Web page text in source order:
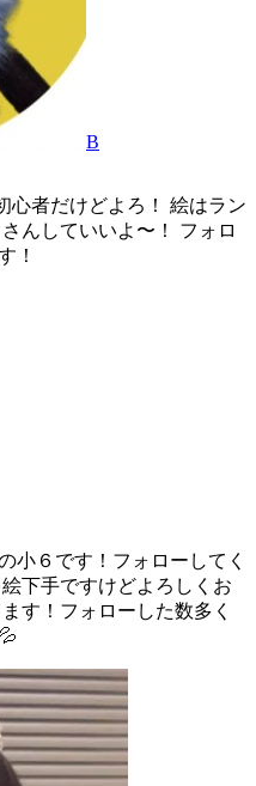
B
心者だけどよろ！ 絵はラン
んしていいよ〜！ フォロ
！
小６です！フォローしてく
下手ですけどよろしくお
す！フォローした数多く